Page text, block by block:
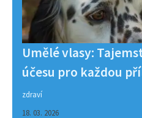
Umělé vlasy:
účesu pro každou
zdraví
18. 03. 2026